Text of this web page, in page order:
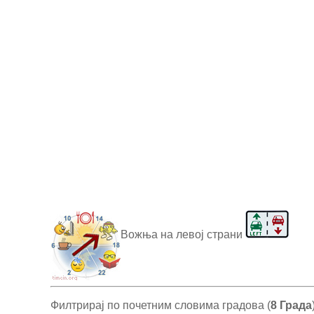
Вожња на левој страни
Филтрирај по почетним словима градова (8 Града